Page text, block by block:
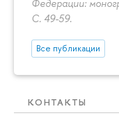
Федерации:
С. 49-59.
Все публикации
КОНТАКТЫ